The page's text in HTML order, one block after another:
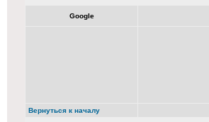
Google
Вернуться к началу